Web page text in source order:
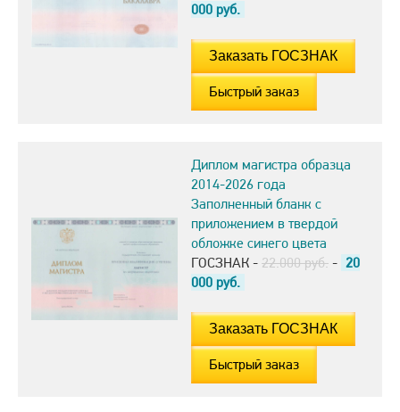
000 руб.
Быстрый заказ
Диплом магистра образца
2014-2026 года
Заполненный бланк с
приложением в твердой
обложке синего цвета
ГОСЗНАК - 22.000 руб. - 20
000 руб.
Быстрый заказ